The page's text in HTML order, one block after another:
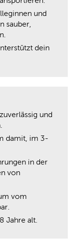
und
sauber,
dein
und
damit, im 3-
in der
von
vom
Jahre alt.